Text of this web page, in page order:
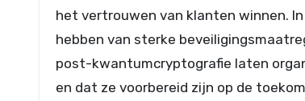
het vertrouwen van klanten winnen.
hebben van sterke
post-kwantumcryptografie laten
en dat ze voorbereid zijn op de